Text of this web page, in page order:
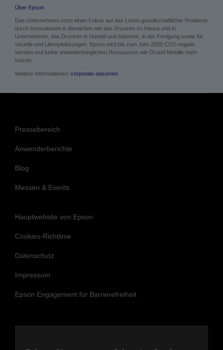
Über Epson
Das Unternehmen setzt einen Fokus auf das Lösen gesellschaftlicher Probleme
durch Innovationen in Bereichen wie das Drucken zu Hause und in
Unternehmen, das Drucken in Handel und Industrie, in der Fertigung sowie für
visuelle und Lifestylelösungen. Epson wird bis zum Jahr 2050 CO2-negativ
werden und keine unwiederbringlichen Ressourcen wie Öl und Metalle mehr
nutzen.
Weitere Informationen: corporate.epson/en
Pressebereich
Anwenderberichte
Blog
Messen & Events
Hauptwebsite von Epson
Cookies-Richtlinie
Datenschutz
Impressum
Epson Engagement für Barrierefreiheit